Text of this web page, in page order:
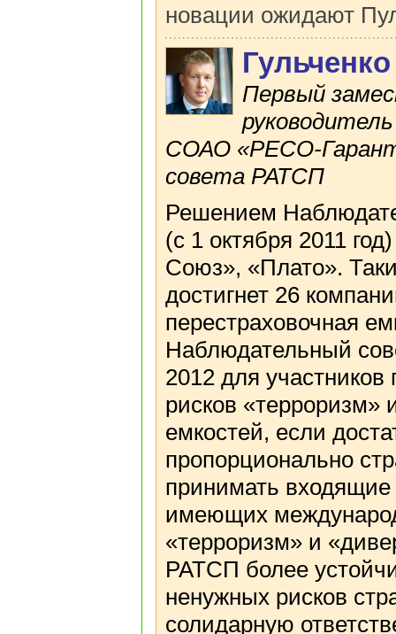
новации ожидают
Первый
СОАО «РЕСО-
совета РАТСП
Решением
(с 1 октября 2011
Союз», «Плато».
достигнет 26
перестраховочная
Наблюдательный
2012 для участников
рисков «терроризм»
емкостей, если
пропорционально
принимать
имеющих
«терроризм» и
РАТСП более
ненужных рисков
солидарную